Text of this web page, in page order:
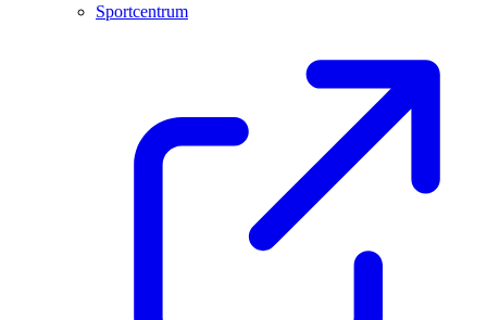
Sportcentrum